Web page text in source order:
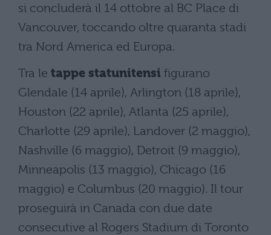
si concluderà il 14 ottobre al BC Place di
Vancouver, toccando oltre quaranta stadi
tra Nord America ed Europa.
Tra le tappe statunitensi figurano
Glendale (14 aprile), Arlington (18 aprile),
Houston (22 aprile), Atlanta (25 aprile),
Charlotte (29 aprile), Landover (2 maggio),
Nashville (6 maggio), Detroit (9 maggio),
Minneapolis (13 maggio), Chicago (16
maggio) e Columbus (20 maggio). Il tour
proseguirà in Canada con due date
consecutive al Rogers Stadium di Toronto